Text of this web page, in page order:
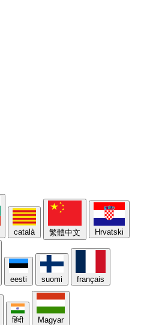
català 繁體中文 Hrvatski
eesti suomi français
हिंदी Magyar